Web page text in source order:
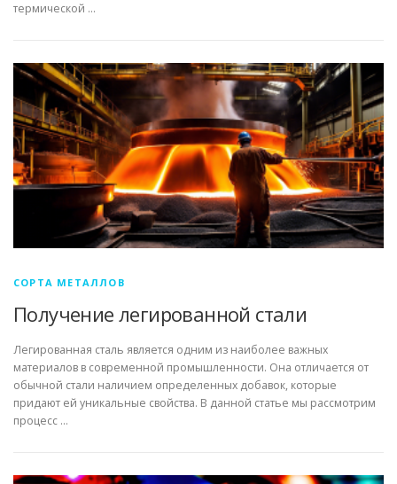
термической …
СОРТА МЕТАЛЛОВ
Получение легированной стали
Легированная сталь является одним из наиболее важных
материалов в современной промышленности. Она отличается от
обычной стали наличием определенных добавок, которые
придают ей уникальные свойства. В данной статье мы рассмотрим
процесс …